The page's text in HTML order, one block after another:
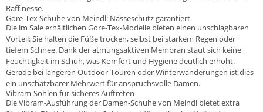
Raffinesse.
Gore-Tex Schuhe von Meindl: Nässeschutz garantiert
Die im Sale erhältlichen Gore-Tex-Modelle bieten einen unschlagbaren
Vorteil: Sie halten die Füße trocken, selbst bei starkem Regen oder
tiefem Schnee. Dank der atmungsaktiven Membran staut sich keine
Feuchtigkeit im Schuh, was Komfort und Hygiene deutlich erhöht.
Gerade bei längeren Outdoor-Touren oder Winterwanderungen ist dies
ein unschätzbarer Mehrwert für anspruchsvolle Damen.
Vibram-Sohlen für sicheres Auftreten
Die Vibram-Ausführung der Damen-Schuhe von Meindl bietet extra